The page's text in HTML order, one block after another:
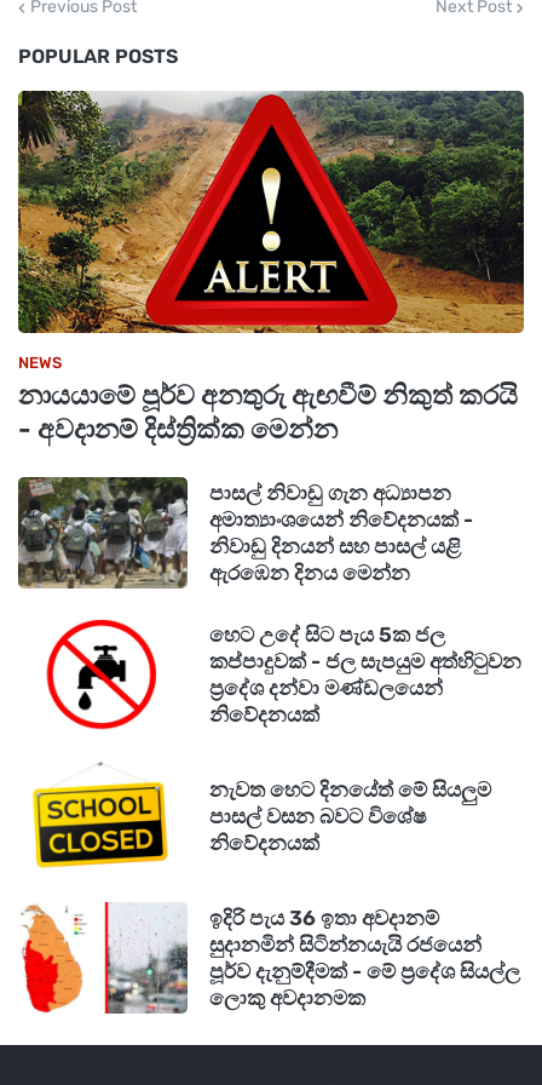
ඉහළ දැමීම බලාපොරොත්තු වන බවයි.
Previous Post Next Post
POPULAR POSTS
NEWS
නායයාමේ පූර්ව අනතුරු ඇඟවීම් නිකුත් කරයි
- අවදානම් දිස්ත්‍රික්ක මෙන්න
පාසල් නිවාඩු ගැන අධ්‍යාපන
අමාත්‍යාංශයෙන් නිවේදනයක් -
නිවාඩු දිනයන් සහ පාසල් යළි
ඇරඹෙන දිනය මෙන්න
හෙට උදේ සිට පැය 5ක ජල
කප්පාදුවක් - ජල සැපයුම අත්හිටුවන
ප්‍රදේශ දන්වා මණ්ඩලයෙන්
නිවේදනයක්
නැවත හෙට දිනයේත් මේ සියලුම
පාසල් වසන බවට විශේෂ
නිවේදනයක්
ඉදිරි පැය 36 ඉතා අවදානම්
සුදානමින් සිටින්නයැයි රජයෙන්
පූර්ව දැනුම්දීමක් - මේ ප්‍රදේශ සියල්ල
ලොකු අවදානමක